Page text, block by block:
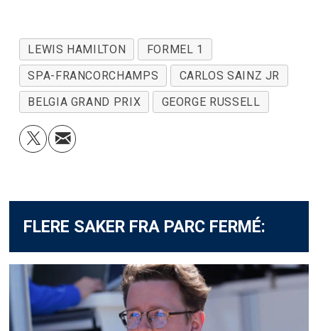
LEWIS HAMILTON
FORMEL 1
SPA-FRANCORCHAMPS
CARLOS SAINZ JR
BELGIA GRAND PRIX
GEORGE RUSSELL
FLERE SAKER FRA PARC FERMÉ: